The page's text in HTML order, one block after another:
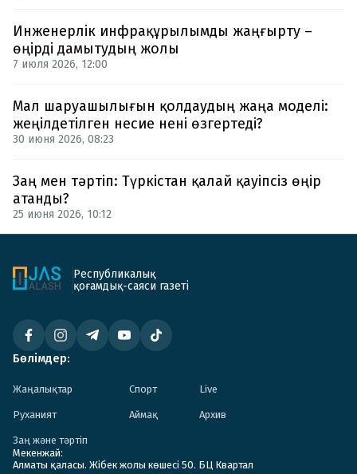
Инженерлік инфрақұрылымды жаңғырту –
өңірді дамытудың жолы
7 июля 2026, 12:00
Мал шаруашылығын қолдаудың жаңа моделі:
жеңілдетілген несие нені өзгертеді?
30 июня 2026, 08:23
Заң мен тәртіп: Түркістан қалай қауіпсіз өңір
атанды?
25 июня 2026, 10:12
Республикалық
қоғамдық-саяси газеті
Бөлімдер:
Жаңалықтар Спорт Live
Руханият Аймақ Архив
Заң және тәртіп
Мекенжай:
Алматы қаласы. Жібек жолы көшесі 50. БЦ Квартал